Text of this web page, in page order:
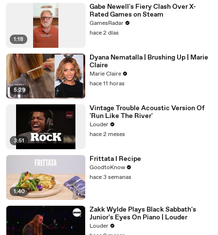
1:18
Gabe Newell's Fiery Clash Over X-
Rated Games on Steam
GamesRadar
hace 2 días
5:29
Dyana Nematalla | Brushing Up | Marie
Claire
Marie Claire
hace 11 horas
3:51
Vintage Trouble Acoustic Version Of
'Run Like The River'
Louder
hace 2 meses
1:40
Frittata I Recipe
GoodtoKnow
hace 3 semanas
Zakk Wylde Plays Black Sabbath's
Junior's Eyes On Piano | Louder
Louder